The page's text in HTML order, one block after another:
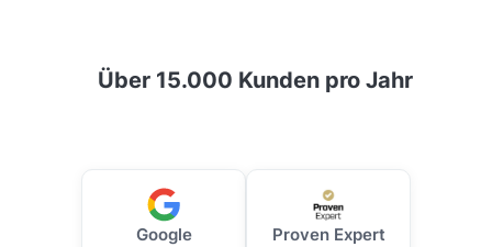
Über 15.000 Kunden pro Jahr
Google Proven Expert